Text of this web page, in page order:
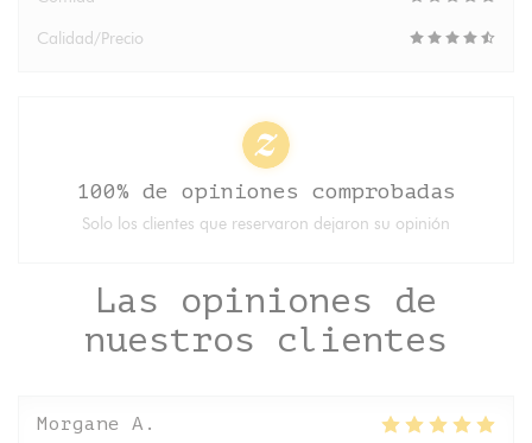
Las opiniones de
nuestros clientes
Morgane A
Calidad/Precio
100% de opiniones comprobadas
Solo los clientes que reservaron dejaron su opinión